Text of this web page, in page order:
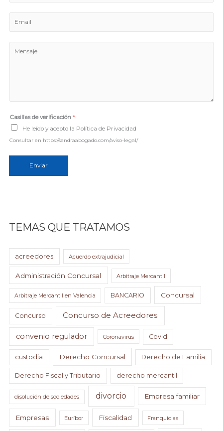
m
r
a
e
*
Casillas de verificación*
He leído y acepto la Política de Privacidad
Consultar en https://sendraabogado.com/aviso-legal/
Enviar
TEMAS QUE TRATAMOS
acreedores Acuerdo extrajudicial
Administración Concursal Arbitraje Mercantil
Arbitraje Mercantil en Valencia BANCARIO Concursal
Concurso Concurso de Acreedores
convenio regulador Coronavirus Covid
custodia Derecho Concursal Derecho de Familia
Derecho Fiscal y Tributario derecho mercantil
disolución de sociedades divorcio Empresa familiar
Empresas Euríbor Fiscalidad Franquicias